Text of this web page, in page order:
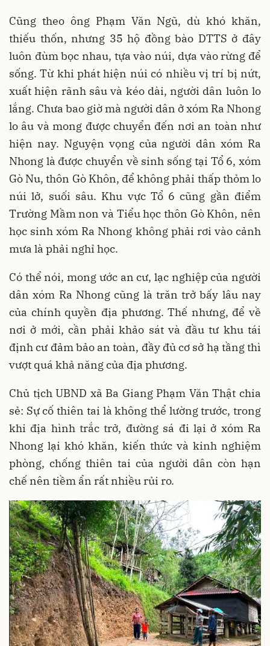
Cũng theo ông Phạm Văn Ngũ, dù khó khăn,
thiếu thốn, nhưng 35 hộ đồng bào DTTS ở đây
luôn đùm bọc nhau, tựa vào núi, dựa vào rừng để
sống. Từ khi phát hiện núi có nhiều vị trí bị nứt,
xuất hiện rãnh sâu và kéo dài, người dân luôn lo
lắng. Chưa bao giờ mà người dân ở xóm Ra Nhong
lo âu và mong được chuyển đến nơi an toàn như
hiện nay. Nguyện vọng của người dân xóm Ra
Nhong là được chuyển về sinh sống tại Tổ 6, xóm
Gò Nu, thôn Gò Khôn, để không phải thấp thỏm lo
núi lở, suối sâu. Khu vực Tổ 6 cũng gần điểm
Trường Mầm non và Tiểu học thôn Gò Khôn, nên
học sinh xóm Ra Nhong không phải rơi vào cảnh
mưa là phải nghỉ học.
Có thể nói, mong ước an cư, lạc nghiệp của người
dân xóm Ra Nhong cũng là trăn trở bấy lâu nay
của chính quyền địa phương. Thế nhưng, để về
nơi ở mới, cần phải khảo sát và đầu tư khu tái
định cư đảm bảo an toàn, đầy đủ cơ sở hạ tầng thì
vượt quá khả năng của địa phương.
Chủ tịch UBND xã Ba Giang Phạm Văn Thật chia
sẻ: Sự cố thiên tai là không thể lường trước, trong
khi địa hình trắc trở, đường sá đi lại ở xóm Ra
Nhong lại khó khăn, kiến thức và kinh nghiệm
phòng, chống thiên tai của người dân còn hạn
chế nên tiềm ẩn rất nhiều rủi ro.